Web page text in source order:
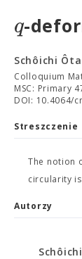
q-
Schôichi Ôta
Colloquium
MSC: Primary
DOI: 10.4064/
Streszczenie
The notion
circularity
Autorzy